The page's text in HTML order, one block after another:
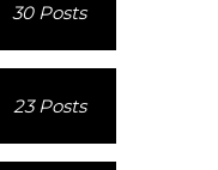
30 Posts
23 Posts